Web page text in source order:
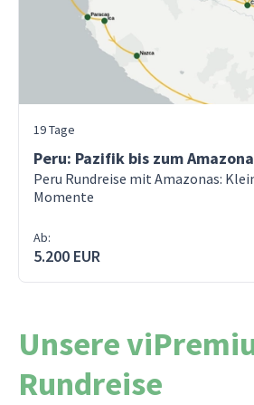
19 Tage
Peru: Pazifik bis zum
Peru Rundreise mit Amazonas:
Momente
Ab:
5.200 EUR
Unsere
Rundreise